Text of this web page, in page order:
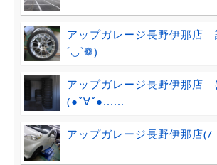
アップガレージ長野伊那店
´◡`❁)
アップガレージ長野伊那店
(●ˇ∀ˇ●......
アップガレージ長野伊那店(/